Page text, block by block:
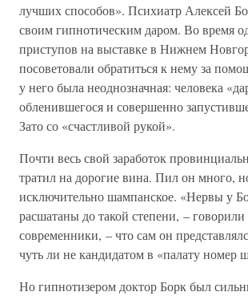
лучших способов». Психиатр Алексей
своим гипнотическим даром. Во время
приступов на выставке в Нижнем
посоветовали обратиться к нему за
у него была неоднозначная: человека
обленившегося и совершенно
Зато со «счастливой рукой».
Почти весь свой заработок
тратил на дорогие вина. Пил он много,
исключительно шампанское. «Нервы у
расшатаны до такой степени, – говорили
современники, – что сам он
чуть ли не кандидатом в «палату номер
Но гипнотизером доктор Борк был